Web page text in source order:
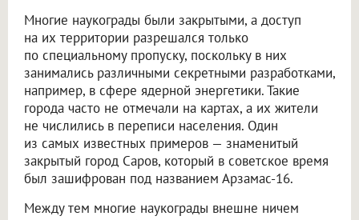
Многие наукограды были закрытыми, а доступ
на их территории разрешался только
по специальному пропуску, поскольку в них
занимались различными секретными разработками,
например, в сфере ядерной энергетики. Такие
города часто не отмечали на картах, а их жители
не числились в переписи населения. Один
из самых известных примеров — знаменитый
закрытый город Саров, который в советское время
был зашифрован под названием Арзамас-16.
Между тем многие наукограды внешне ничем